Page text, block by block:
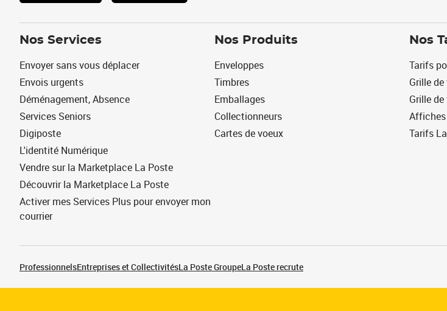
Nos Services
Envoyer sans vous déplacer
Envois urgents
Déménagement, Absence
Services Seniors
Digiposte
L'identité Numérique
Vendre sur la Marketplace La Poste
Découvrir la Marketplace La Poste
Activer mes Services Plus pour envoyer mon
courrier
Nos Produits
Enveloppes
Timbres
Emballages
Collectionneurs
Cartes de voeux
Nos
Tarifs
Grille
Grille
Tarifs
ProfessionnelsEntreprises et CollectivitésLa Poste GroupeLa Poste recrute